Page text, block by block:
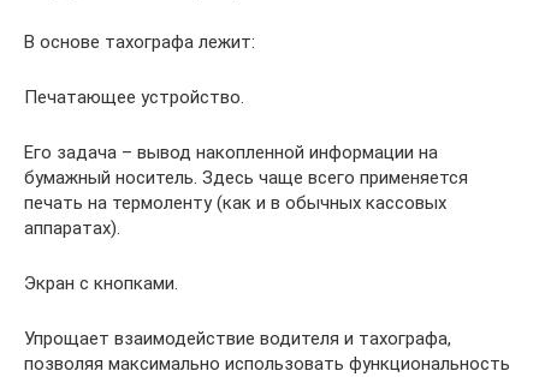
В основе тахографа лежит:
Печатающее устройство.
Его задача – вывод накопленной информации на
бумажный носитель. Здесь чаще всего применяется
печать на термоленту (как и в обычных кассовых
аппаратах).
Экран с кнопками.
Упрощает взаимодействие водителя и тахографа,
позволяя максимально использовать функциональность